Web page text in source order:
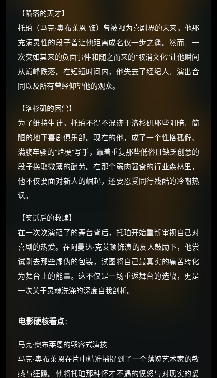
【陨落的天才】
托珀（马克·奥布莱恩 饰）曾被视为喜剧界的未来，他那
充满灵性的段子曾让他距离成名仅一步之遥。然而，一
次突如其来的负面事件和随之而来的“取消文化”让他瞬间
从巅峰跌落。在短短时间内，他失去了经纪人、演出合
同以及所有曾经仰望他的观众。
【洛杉矶的困兽】
为了维持生计，托珀不得不混迹于洛杉矶那些阴暗、简
陋的地下喜剧俱乐部。现在的他，成了一个性格孤僻、
满腹牢骚的“烂梗”写手，靠着重复那些低俗且缺乏创意的
段子换取微薄的酬劳。在那个弱肉强食的行业森林里，
他不仅要面对新人的崛起，还要忍受同行残酷的冷嘲热
讽。
【笑话后的救赎】
在一次次演砸了的舞台背后，托珀开始重新审视自己对
喜剧的热爱。在阿曼达·克莱顿饰演的友人鼓励下，他尝
试剥去那些虚伪的包装，试图将自己最真实的痛苦转化
为舞台上的能量。这不仅是一场重返舞台的选战，更是
一次关于灵魂洗涤的深度自我剖析。
电影硬核看点：
马克·奥布莱恩的毁容式演技
马克·奥布莱恩在片中精准捕捉到了一个落魄艺术家的敏
感与狂躁。他将托珀那种怀才不遇的愤怒与对现实的妥
🧧 福利领取站 ×
朋友们辛苦了 💦
如夸克12个月送14天 最低75元！
价格有浮动，请直接搜索查最低价！
还有支付宝现金红包、外卖红包、
⚡
☕ 海外大侠？通过 Ko-fi 赐茶